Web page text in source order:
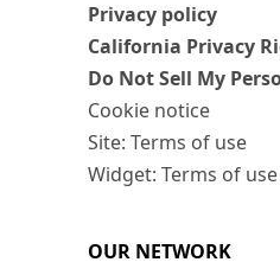
Privacy policy
California Privacy
Do Not Sell My
Cookie notice
Site: Terms of use
Widget: Terms of use
OUR NETWORK